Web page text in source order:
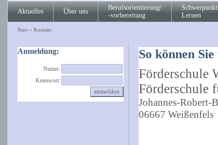
Aktuelles Über uns
Berufsorientierung/
-vorbereitung
Schwerpunkt
Lernen
Start» Kontakt
Anmeldung:
Nutzer:
Kennwort:
So können
Förderschule
Förderschule
Johannes-Robert-
06667 Weißenfels